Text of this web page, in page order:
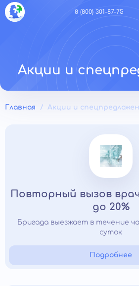
8 (800) 301-87-75
Акции и
Главная Акции и
Повторный вызов
до 20%
Бригада выезжает в течение
суток
Подробнее